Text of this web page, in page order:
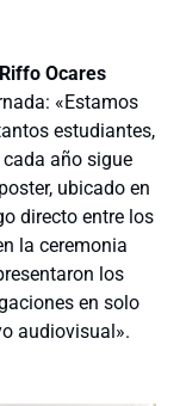
Ocares
«Estamos
estudiantes,
año sigue
ubicado en
directo entre los
la ceremonia
los
en solo
audiovisual».